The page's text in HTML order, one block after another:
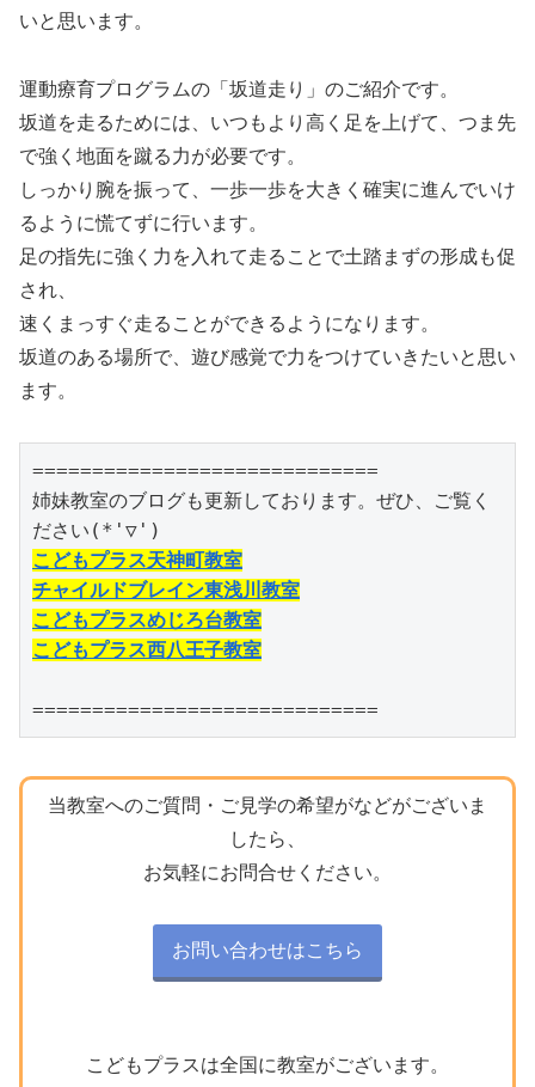
いと思います。
運動療育プログラムの「坂道走り」のご紹介です。
坂道を走るためには、いつもより高く足を上げて、つま先
で強く地面を蹴る力が必要です。
しっかり腕を振って、一歩一歩を大きく確実に進んでいけ
るように慌てずに行います。
足の指先に強く力を入れて走ることで土踏まずの形成も促
され、
速くまっすぐ走ることができるようになります。
坂道のある場所で、遊び感覚で力をつけていきたいと思い
ます。
=============================
姉妹教室のブログも更新しております。ぜひ、ご覧く
こどもプラス天神町教室
チャイルドブレイン東浅川教室
こどもプラスめじろ台教室
こどもプラス西八王子教室
=============================
当教室へのご質問・ご見学の希望がなどがございま
したら、
お気軽にお問合せください。
お問い合わせはこちら
こどもプラスは全国に教室がございます。